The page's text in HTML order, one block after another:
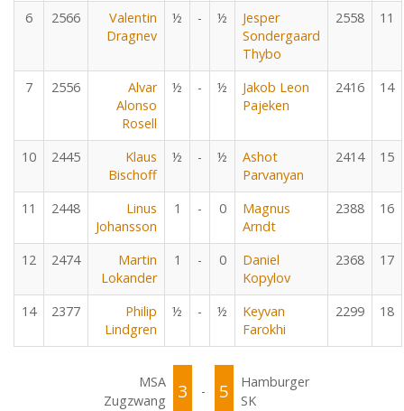
6 2566
Valentin
Dragnev
½ - ½
Jesper
Sondergaard
Thybo
2558 11
7 2556
Alvar
Alonso
Rosell
½ - ½
Jakob Leon
Pajeken
2416 14
10 2445
Klaus
Bischoff
½ - ½
Ashot
Parvanyan
2414 15
11 2448
Linus
Johansson
1 - 0
Magnus
Arndt
2388 16
12 2474
Martin
Lokander
1 - 0
Daniel
Kopylov
2368 17
14 2377
Philip
Lindgren
½ - ½
Keyvan
Farokhi
2299 18
MSA
Zugzwang
3 - 5
Hamburger
SK